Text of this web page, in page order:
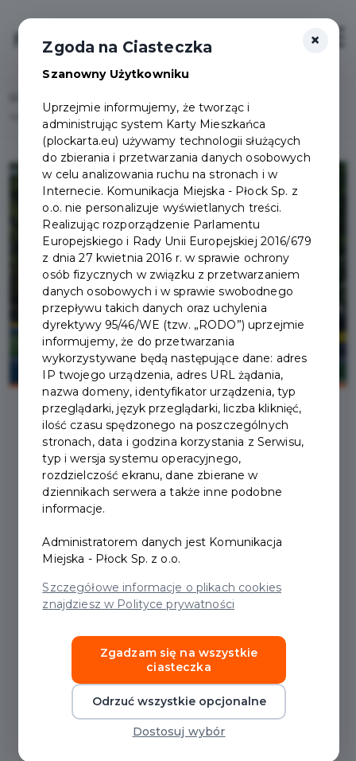
Login/Rejestracja
Wygaśnięcie Pakietu Familijny 3+ - ulgi przy zakupie biletów
2025-08-19
WYGAŚNIĘCIE PAKIETU
FAMILIJNY 3+ - ULGI
PRZY ZAKUPIE BILETÓW
W związku z wygaśnięciem 31 sierpnia 2025
PŁOCKIEJ KARTY FAMILIJNEJ 3+”, informujemy
posiadaczy Pakietu 3+ , że wszelkie
uprawnienia dotyczące ulg przy zakupie
biletów komunikacji miejskiej obowiązują do
31.08.2025 roku.
×
Zgoda na Ciasteczka
Szanowny Użytkowniku
Uprzejmie informujemy, że tworząc i
administrując system Karty Mieszkańca
(plockarta.eu) używamy technologii służących
do zbierania i przetwarzania danych osobowych
w celu analizowania ruchu na stronach i w
Internecie. Komunikacja Miejska - Płock Sp. z
o.o. nie personalizuje wyświetlanych treści.
Realizując rozporządzenie Parlamentu
Europejskiego i Rady Unii Europejskiej 2016/679
z dnia 27 kwietnia 2016 r. w sprawie ochrony
osób fizycznych w związku z przetwarzaniem
danych osobowych i w sprawie swobodnego
przepływu takich danych oraz uchylenia
dyrektywy 95/46/WE (tzw. „RODO”) uprzejmie
informujemy, że do przetwarzania
wykorzystywane będą następujące dane: adres
IP twojego urządzenia, adres URL żądania,
nazwa domeny, identyfikator urządzenia, typ
przeglądarki, język przeglądarki, liczba kliknięć,
ilość czasu spędzonego na poszczególnych
stronach, data i godzina korzystania z Serwisu,
typ i wersja systemu operacyjnego,
rozdzielczość ekranu, dane zbierane w
dziennikach serwera a także inne podobne
informacje.
Administratorem danych jest Komunikacja
Miejska - Płock Sp. z o.o.
Szczegółowe informacje o plikach cookies
znajdziesz w Polityce prywatności
Zgadzam się na wszystkie
ciasteczka
Odrzuć wszystkie opcjonalne
Dostosuj wybór